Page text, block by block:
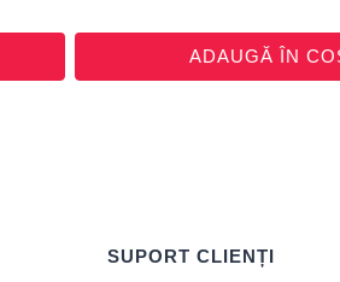
ADAUGĂ ÎN
SUPORT CLIENȚI